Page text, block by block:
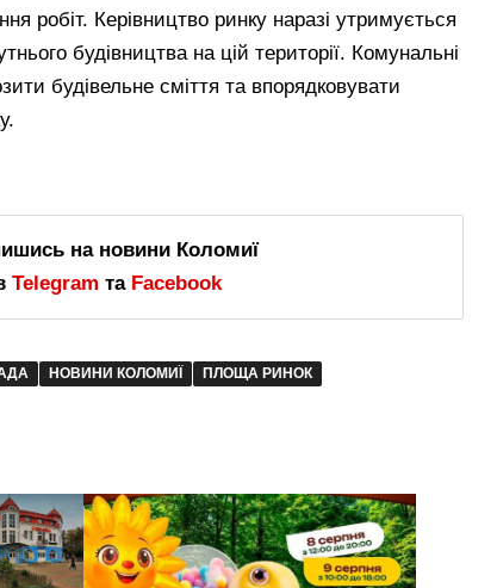
робіт. Керівництво ринку наразі утримується
будівництва на цій території. Комунальні
будівельне сміття та впорядковувати
на новини Коломиї
Telegram та Facebook
НОВИНИ КОЛОМИЇ ПЛОЩА РИНОК